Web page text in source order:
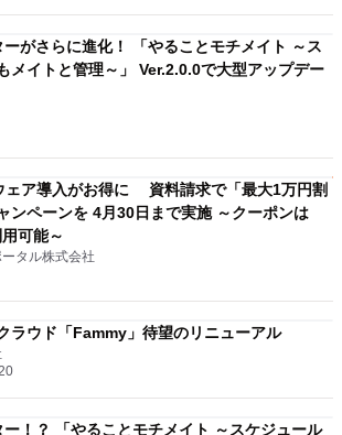
がさらに進化！ 「やることモチメイト ～ス
メイトと管理～」 Ver.2.0.0で大型アップデー
ェア導入がお得に 資料請求で「最大1万円割
ンペーンを 4月30日まで実施 ～クーポンは
可能～
タル株式会社
ラウド「Fammy」待望のリニューアル
！？ 「やることモチメイト ～スケジュール